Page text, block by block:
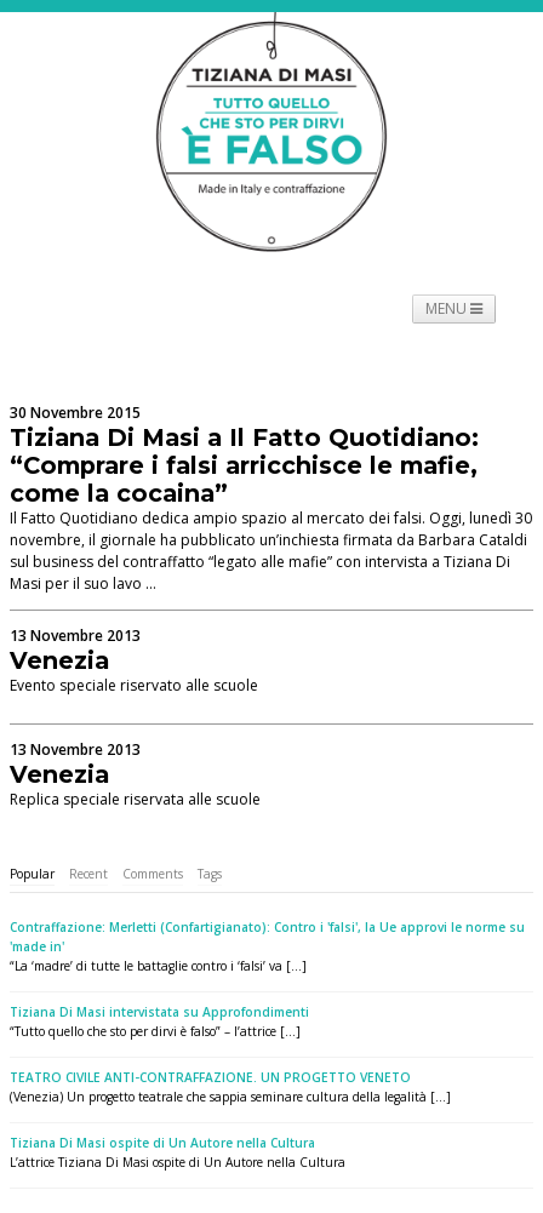
MENU
30 Novembre 2015
Tiziana Di Masi a Il Fatto Quotidiano:
“Comprare i falsi arricchisce le mafie,
come la cocaina”
Il Fatto Quotidiano dedica ampio spazio al mercato dei falsi. Oggi, lunedì 30
novembre, il giornale ha pubblicato un’inchiesta firmata da Barbara Cataldi
sul business del contraffatto “legato alle mafie” con intervista a Tiziana Di
Masi per il suo lavo …
13 Novembre 2013
Venezia
Evento speciale riservato alle scuole
13 Novembre 2013
Venezia
Replica speciale riservata alle scuole
Popular Recent Comments Tags
Contraffazione: Merletti (Confartigianato): Contro i 'falsi', la Ue approvi le norme su
'made in'
“La ‘madre’ di tutte le battaglie contro i ‘falsi’ va [...]
Tiziana Di Masi intervistata su Approfondimenti
“Tutto quello che sto per dirvi è falso” – l’attrice [...]
TEATRO CIVILE ANTI-CONTRAFFAZIONE. UN PROGETTO VENETO
(Venezia) Un progetto teatrale che sappia seminare cultura della legalità [...]
Tiziana Di Masi ospite di Un Autore nella Cultura
L’attrice Tiziana Di Masi ospite di Un Autore nella Cultura